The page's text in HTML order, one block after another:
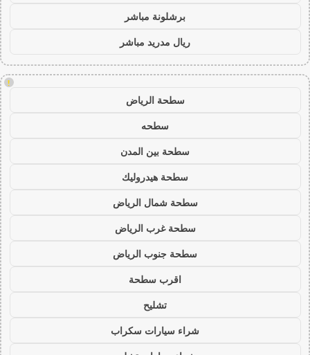
برشلونة مباشر
ريال مدريد مباشر
!
سطحة الرياض
سطحه
سطحة بين المدن
سطحة هيدروليك
سطحة شمال الرياض
سطحة غرب الرياض
سطحة جنوب الرياض
اقرب سطحة
تشليح
شراء سيارات سكراب